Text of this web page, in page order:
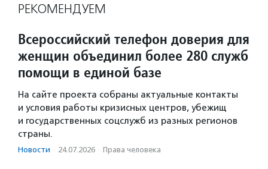
РЕКОМЕНДУЕМ
Всероссийский телефон доверия для
женщин объединил более 280 служб
помощи в единой базе
На сайте проекта собраны актуальные контакты
и условия работы кризисных центров, убежищ
и государственных соцслужб из разных регионов
страны.
Новости · 24.07.2026 · Права человека